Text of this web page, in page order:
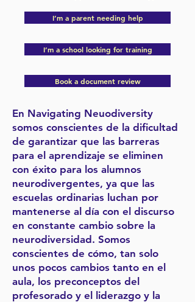
I’m a parent needing help
I’m a school looking for training
Book a document review
En Navigating Neuodiversity
somos conscientes de la dificultad
de garantizar que las barreras
para el aprendizaje se eliminen
con éxito para los alumnos
neurodivergentes, ya que las
escuelas ordinarias luchan por
mantenerse al día con el discurso
en constante cambio sobre la
neurodiversidad. Somos
conscientes de cómo, tan solo
unos pocos cambios tanto en el
aula, los preconceptos del
profesorado y el liderazgo y la